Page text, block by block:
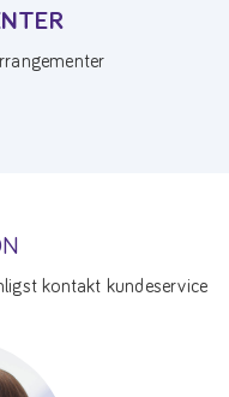
kontakt kundeservice